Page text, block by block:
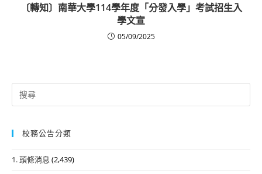
〔轉知〕南華大學114學年度「分發入學」考試招生入
學文宣
05/09/2025
Search
for:
校務公告分類
1. 頭條消息 (2,439)